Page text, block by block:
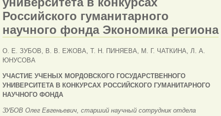
Российского гуманитарного
научного фонда Экономика региона
О. Е. ЗУБОВ, В. В. ЕЖОВА, Т. Н. ПИНЯЕВА, М. Г. ЧАТКИНА, Л. А.
ЮНУСОВА
УЧАСТИЕ УЧЕНЫХ МОРДОВСКОГО ГОСУДАРСТВЕННОГО
УНИВЕРСИТЕТА В КОНКУРСАХ РОССИЙСКОГО ГУМАНИТАРНОГО
НАУЧНОГО ФОНДА
ЗУБОВ Олег Евгеньевич, старший научный сотрудник отдела